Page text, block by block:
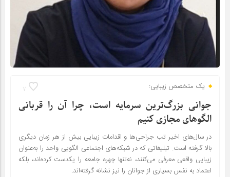
7 یک متخصص زیبایی:
جوانی بزرگ‌ترین سرمایه است، چرا آن را قربانی
الگوهای مجازی کنیم
در سال‌های اخیر تب جراحی‌ها و اقدامات زیبایی بیش از هر زمان دیگری
بالا گرفته است. تبلیغاتی که در شبکه‌های اجتماعی الگویی واحد را به‌عنوان
زیبایی واقعی معرفی می‌کنند، نه‌تنها چهره جامعه را یکدست کرده‌اند، بلکه
اعتماد به نفس بسیاری از جوانان را نیز نشانه گرفته‌اند.